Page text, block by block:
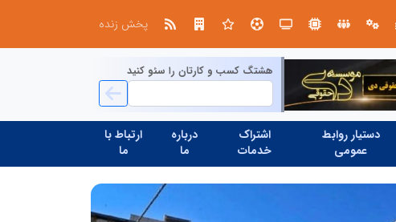
پخش زنده
هشتگ کسب و کارتان را سئو کنید
دستیار روابط
عمومی
اشتراک
خدمات
درباره
ما
ارتباط با
ما